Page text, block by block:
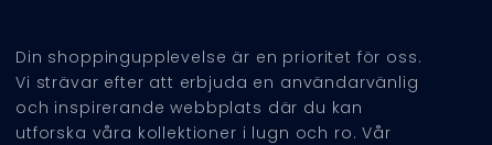
Din shoppingupplevelse är en prioritet för oss.
Vi strävar efter att erbjuda en användarvänlig
och inspirerande webbplats där du kan
utforska våra kollektioner i lugn och ro. Vår